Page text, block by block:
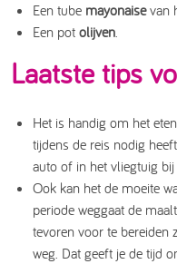
Een tube mayonaisevan
Een pot olijven.
Laatste tips
Het is handig om het
tijdens de reis nodig
auto of in het vliegtuig bij
Ook kan het de moeite
periode weggaat de
tevoren voor te bereiden
weg. Dat geeft je de tijd